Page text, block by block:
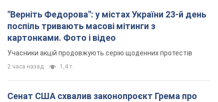
"Верніть Федорова": у містах України 23-й день
поспіль тривають масові мітинги з
картонками. Фото і відео
Учасники акцій продовжують серію щоденних протестів
2 часа назад 1,4 т.
Сенат США схвалив законопроєкт Грема про